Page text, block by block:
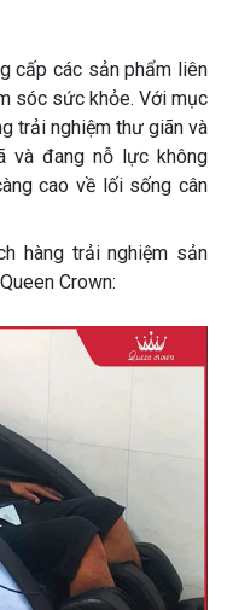
cấp các sản phẩm liên
sóc sức khỏe. Với mục
trải nghiệm thư giãn và
và đang nỗ lực không
cao về lối sống cân
hàng trải nghiệm sản
Crown: